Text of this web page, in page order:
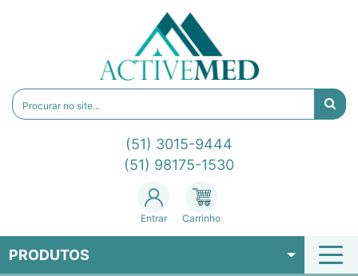
(51) 3015-9444
(51) 98175-1530
Entrar Carrinho
PRODUTOS